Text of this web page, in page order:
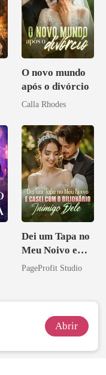
O novo mundo
após o divórcio
Calla Rhodes
Dei um Tapa no
Meu Noivo e
Casei com o
PageProfit Studio
Abrir